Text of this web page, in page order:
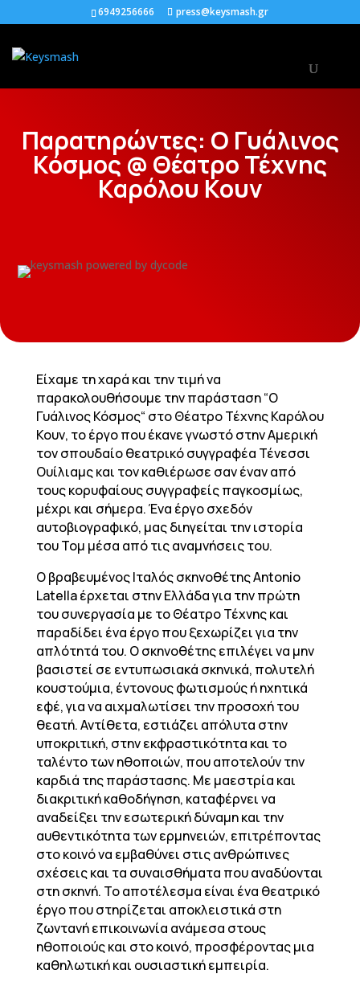
6949256666 press@keysmash.gr
Παρατηρώντες: Ο Γυάλινος
Κόσμος @ Θέατρο Τέχνης
Καρόλου Κουν
Είχαμε τη χαρά και την τιμή να
παρακολουθήσουμε την παράσταση “Ο
Γυάλινος Κόσμος“ στο Θέατρο Τέχνης Καρόλου
Κουν, το έργο που έκανε γνωστό στην Αμερική
τον σπουδαίο θεατρικό συγγραφέα Τένεσσι
Ουίλιαμς και τον καθιέρωσε σαν έναν από
τους κορυφαίους συγγραφείς παγκοσμίως,
μέχρι και σήμερα. Ένα έργο σχεδόν
αυτοβιογραφικό, μας διηγείται την ιστορία
του Τομ μέσα από τις αναμνήσεις του.
Ο βραβευμένος Ιταλός σκηνοθέτης Antonio
Latella έρχεται στην Ελλάδα για την πρώτη
του συνεργασία με το Θέατρο Τέχνης και
παραδίδει ένα έργο που ξεχωρίζει για την
απλότητά του. Ο σκηνοθέτης επιλέγει να μην
βασιστεί σε εντυπωσιακά σκηνικά, πολυτελή
κουστούμια, έντονους φωτισμούς ή ηχητικά
εφέ, για να αιχμαλωτίσει την προσοχή του
θεατή. Αντίθετα, εστιάζει απόλυτα στην
υποκριτική, στην εκφραστικότητα και το
ταλέντο των ηθοποιών, που αποτελούν την
καρδιά της παράστασης. Με μαεστρία και
διακριτική καθοδήγηση, καταφέρνει να
αναδείξει την εσωτερική δύναμη και την
αυθεντικότητα των ερμηνειών, επιτρέποντας
στο κοινό να εμβαθύνει στις ανθρώπινες
σχέσεις και τα συναισθήματα που αναδύονται
στη σκηνή. Το αποτέλεσμα είναι ένα θεατρικό
έργο που στηρίζεται αποκλειστικά στη
ζωντανή επικοινωνία ανάμεσα στους
ηθοποιούς και στο κοινό, προσφέροντας μια
καθηλωτική και ουσιαστική εμπειρία.